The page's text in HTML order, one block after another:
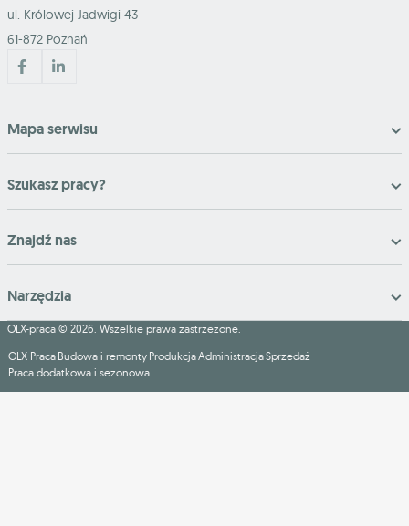
ul. Królowej Jadwigi 43
61-872 Poznań
Mapa serwisu
Szukasz pracy?
Znajdź nas
Narzędzia
OLX-praca © 2026. Wszelkie prawa zastrzeżone.
OLX Praca Budowa i remonty ProdukcjaAdministracjaSprzedaż
Praca dodatkowa i sezonowa